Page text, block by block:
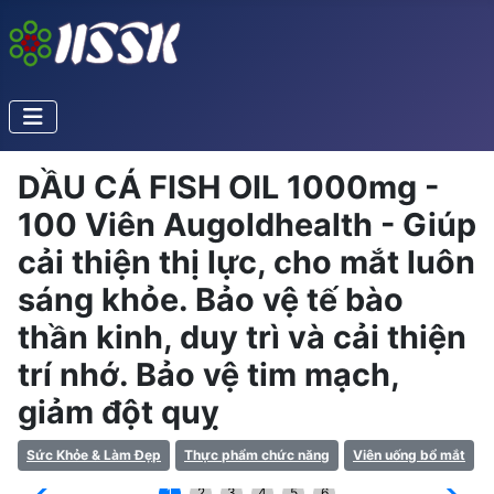
DẦU CÁ FISH OIL 1000mg -
100 Viên Augoldhealth - Giúp
cải thiện thị lực, cho mắt luôn
sáng khỏe. Bảo vệ tế bào
thần kinh, duy trì và cải thiện
trí nhớ. Bảo vệ tim mạch,
giảm đột quỵ
Sức Khỏe & Làm Đẹp Thực phẩm chức năng Viên uống bổ mắt